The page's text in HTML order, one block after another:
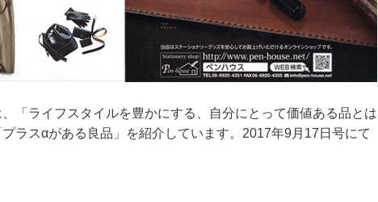
「ライフスタイルを豊かにする、自分にとって価値ある品とは
ラスαがある良品」を紹介しています。2017年9月17日号にて